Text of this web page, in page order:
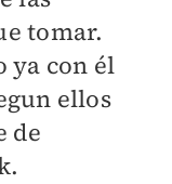
tomar.
ya con él
ellos
de